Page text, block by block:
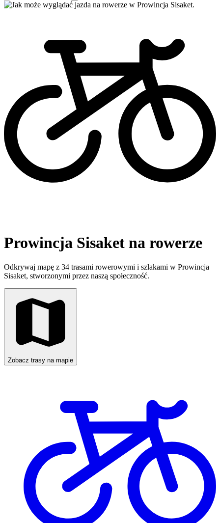
Prowincja Sisaket na rowerze
Odkrywaj mapę z 34 trasami rowerowymi i szlakami w Prowincja
Sisaket, stworzonymi przez naszą społeczność.
Zobacz trasy na mapie